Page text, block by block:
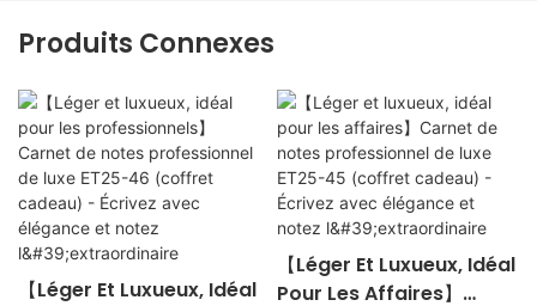
Produits Connexes
【Léger Et Luxueux, Idéal
【Léger Et Luxueux, Idéal
Pour Les Affaires】